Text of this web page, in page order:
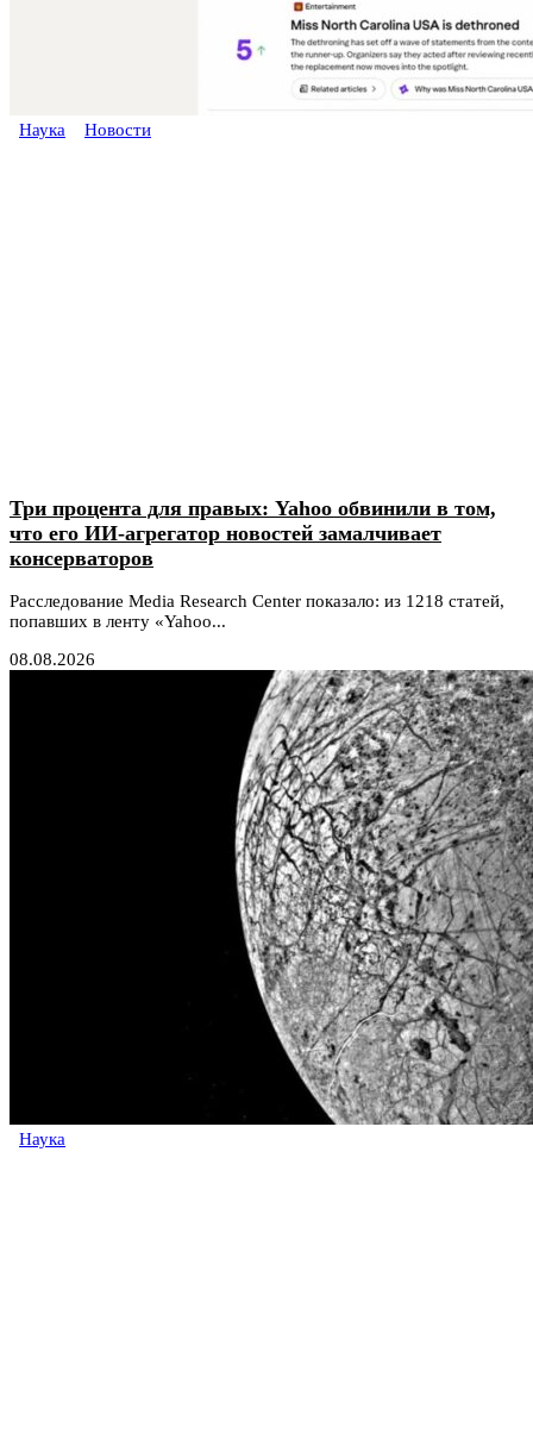
Наука Новости
Три процента для правых: Yahoo обвинили в том,
что его ИИ-агрегатор новостей замалчивает
консерваторов
Расследование Media Research Center показало: из 1218 статей,
попавших в ленту «Yahoo...
08.08.2026
Наука